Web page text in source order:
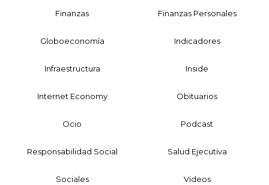
Finanzas Finanzas Personales
Globoeconomía Indicadores
Infraestructura Inside
Internet Economy Obituarios
Ocio Podcast
Responsabilidad Social Salud Ejecutiva
Sociales Videos